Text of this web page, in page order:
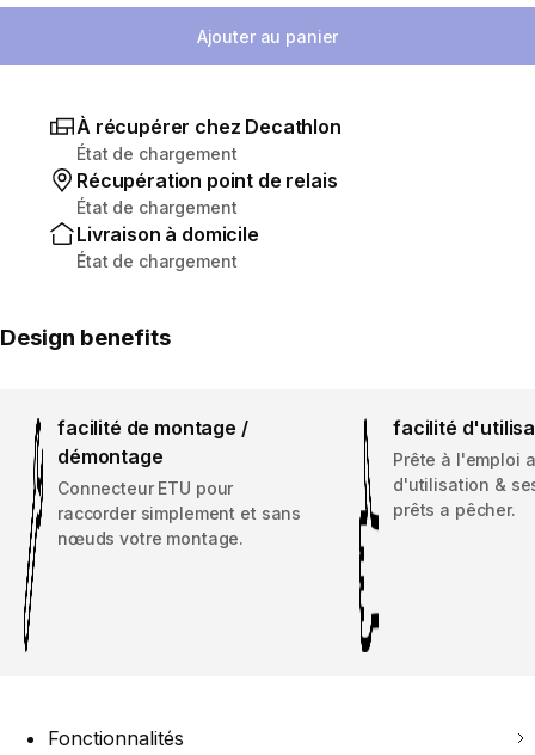
Ajouter au panier
À récupérer chez Decathlon
État de chargement
Récupération point de relais
État de chargement
Livraison à domicile
État de chargement
Design benefits
facilité de montage /
démontage
Connecteur ETU pour
raccorder simplement et sans
nœuds votre montage.
facilité
Prête à l'emploi
d'utilisation &
prêts a pêcher.
Fonctionnalités